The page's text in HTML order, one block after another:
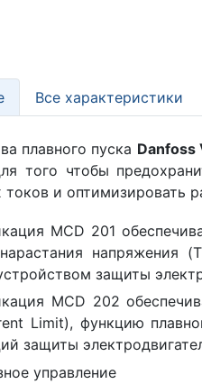
Все характеристики
плавного пуска Danfoss
того чтобы
токов и оптимизировать
MCD 201
напряжения
защиты
MCD 202
Limit), функцию
защиты
управление